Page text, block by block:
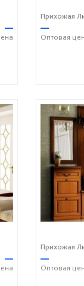
—
84
Прихожая
—
Оптовая
+7 (928)
—
84
Прихожая
—
Оптовая
+7 (928)